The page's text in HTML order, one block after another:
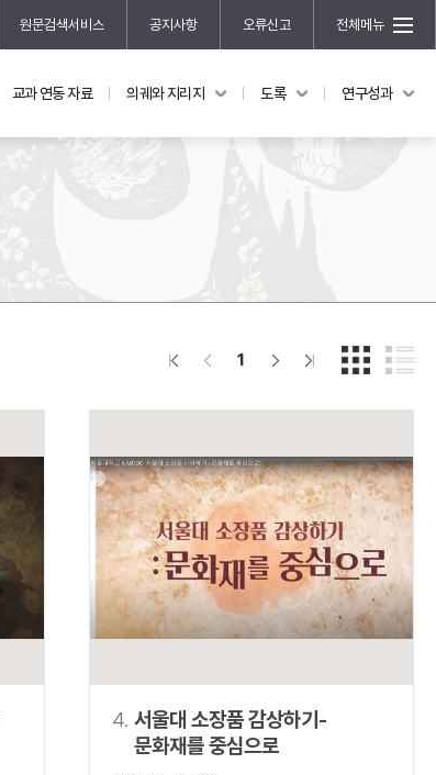
원문검색서비스 공지사항 오류신고 전체메뉴
연구성과
신진학자 초청 연구교류 사업
규장각-산기 연구비 지원 사업
홍재 한국학 펠로십 프로그램
교과 연동 자료 의궤와 지리지 도록 연구성과
1
4. 서울대 소장품 감상하기-
문화재를 중심으로